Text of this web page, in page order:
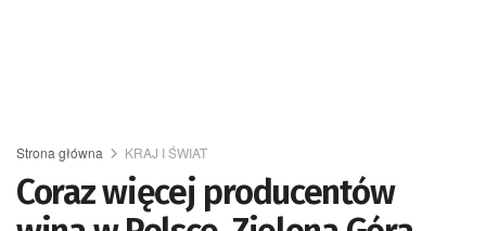
Strona główna KRAJ I ŚWIAT
Coraz więcej producentów